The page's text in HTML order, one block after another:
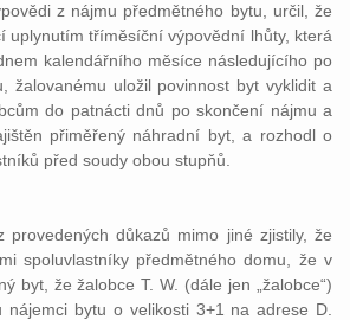
z nájmu předmětného bytu, určil, že
uplynutím tříměsíční výpovědní lhůty, která
kalendářního měsíce následujícího po
žalovanému uložil povinnost byt vyklidit a
do patnácti dnů po skončení nájmu a
přiměřený náhradní byt, a rozhodl o
před soudy obou stupňů.
provedených důkazů mimo jiné zjistily, že
spoluvlastníky předmětného domu, že v
byt, že žalobce T. W. (dále jen „žalobce“)
nájemci bytu o velikosti 3+1 na adrese D.